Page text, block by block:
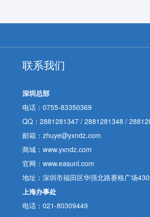
联系我们
深圳总部
电话：0755-83350369
QQ： 2881281347/ 2881281348 /
邮箱：zhuye@yxndz.com
商城：www.yxndz.com
官网：www.easunl.com
地址：深圳市福田区华强北路赛格广场
上海办事处
电话：021-80309449